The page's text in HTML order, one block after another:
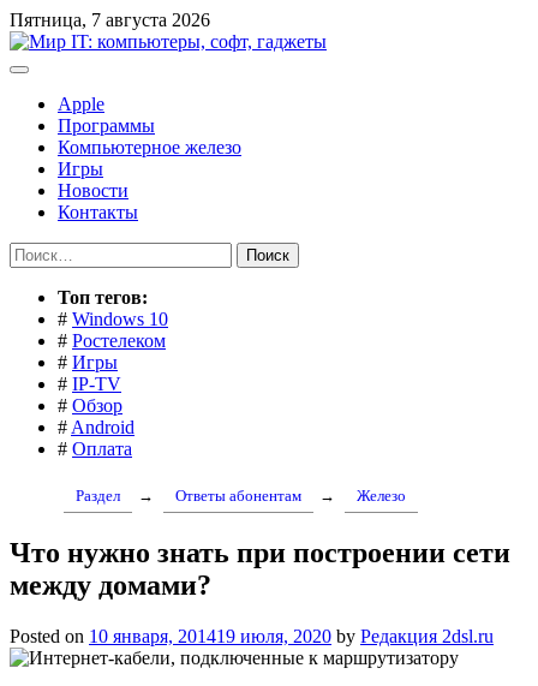
Перейти
к
содержимому
Пятница, 7 августа 2026
Apple
Программы
Компьютерное железо
Игры
Новости
Контакты
Найти:
Toп тегов:
# Windows 10
# Ростелеком
# Игры
# IP-TV
# Обзор
# Android
# Оплата
Раздел → Ответы абонентам → Железо
Что нужно знать при построении сети
между домами?
Posted on 10 января, 201419 июля, 2020 by Редакция 2dsl.ru